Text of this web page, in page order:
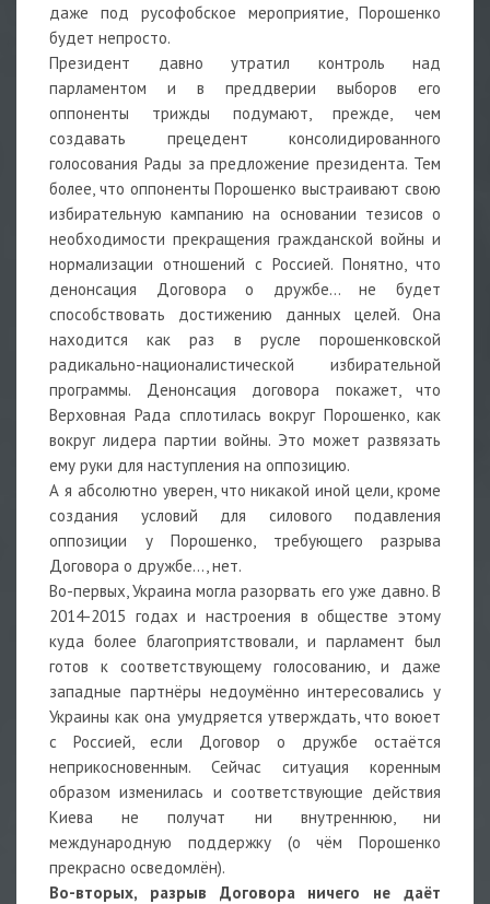
даже под русофобское мероприятие, Порошенко
будет непросто.
Президент давно утратил контроль над
парламентом и в преддверии выборов его
оппоненты трижды подумают, прежде, чем
создавать прецедент консолидированного
голосования Рады за предложение президента. Тем
более, что оппоненты Порошенко выстраивают свою
избирательную кампанию на основании тезисов о
необходимости прекращения гражданской войны и
нормализации отношений с Россией. Понятно, что
денонсация Договора о дружбе… не будет
способствовать достижению данных целей. Она
находится как раз в русле порошенковской
радикально-националистической избирательной
программы. Денонсация договора покажет, что
Верховная Рада сплотилась вокруг Порошенко, как
вокруг лидера партии войны. Это может развязать
ему руки для наступления на оппозицию.
А я абсолютно уверен, что никакой иной цели, кроме
создания условий для силового подавления
оппозиции у Порошенко, требующего разрыва
Договора о дружбе…, нет.
Во-первых, Украина могла разорвать его уже давно. В
2014-2015 годах и настроения в обществе этому
куда более благоприятствовали, и парламент был
готов к соответствующему голосованию, и даже
западные партнёры недоумённо интересовались у
Украины как она умудряется утверждать, что воюет
с Россией, если Договор о дружбе остаётся
неприкосновенным. Сейчас ситуация коренным
образом изменилась и соответствующие действия
Киева не получат ни внутреннюю, ни
международную поддержку (о чём Порошенко
прекрасно осведомлён).
Во-вторых, разрыв Договора ничего не даёт